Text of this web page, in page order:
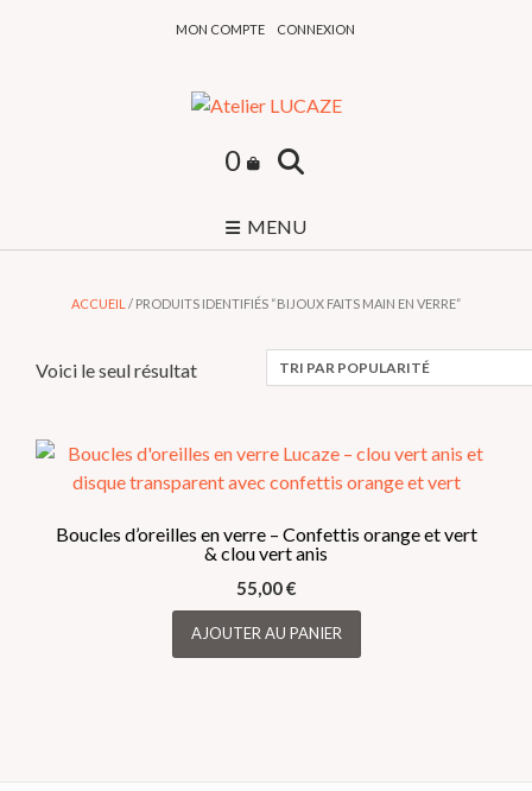
MON COMPTE CONNEXION
0
MENU
ACCUEIL / PRODUITS IDENTIFIÉS “BIJOUX FAITS MAIN EN VERRE”
Voici le seul résultat
Boucles d’oreilles en verre – Confettis orange et vert
& clou vert anis
55,00€
AJOUTER AU PANIER